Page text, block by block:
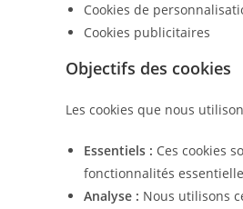
Cookies de
Cookies publicitaires
Objectifs des cookies
Les cookies que nous
Essentiels : Ces cookies
fonctionnalités
Analyse : Nous utilisons